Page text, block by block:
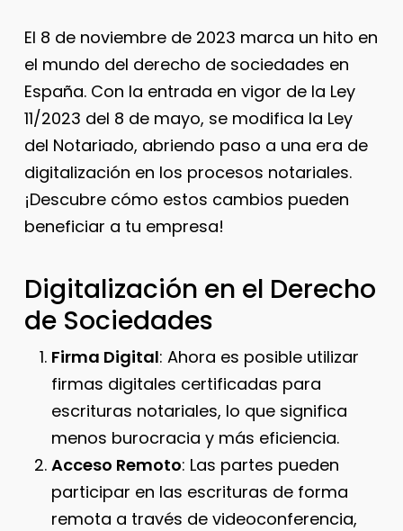
El 8 de noviembre de 2023 marca un hito en
el mundo del derecho de sociedades en
España. Con la entrada en vigor de la Ley
11/2023 del 8 de mayo, se modifica la Ley
del Notariado, abriendo paso a una era de
digitalización en los procesos notariales.
¡Descubre cómo estos cambios pueden
beneficiar a tu empresa!
Digitalización en el Derecho
de Sociedades
Firma Digital: Ahora es posible utilizar
firmas digitales certificadas para
escrituras notariales, lo que significa
menos burocracia y más eficiencia.
Acceso Remoto: Las partes pueden
participar en las escrituras de forma
remota a través de videoconferencia,